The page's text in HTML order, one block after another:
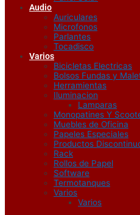
Audio
Auriculares
Microfonos
Parlantes
Tocadisco
Varios
Bicicletas Electricas
Bolsos Fundas y
Herramientas
Iluminacion
Lamparas
Monopatines Y
Muebles de Oficina
Papeles Especiales
Productos
Rack
Rollos de Papel
Software
Termotanques
Varios
Varios